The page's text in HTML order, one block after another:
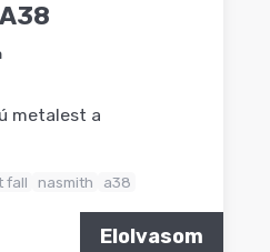
metalest a
fall nasmith a38
Elolvasom